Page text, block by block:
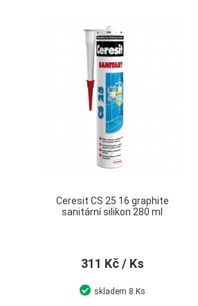
Ceresit CS 25 16 graphite
sanitární silikon 280 ml
311 Kč/ Ks
skladem 8 Ks